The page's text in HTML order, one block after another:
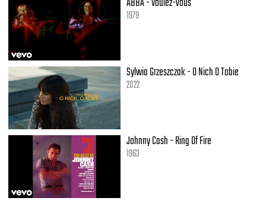
Baby, you're a firework
Come on let your colors burst
Make them go, "Oh, oh, oh"
You're gonna leave them all in awe
Boom, boom, boom
Even brighter than the moon, moon, moon
It's always been inside of you, you, you
And now it's time to let it through
'Cause baby, you're a firework
Come on show them what you're worth
Make them go, "Oh, oh, oh"
As you shoot across the sky
1979
Sylwia Grzeszczak - O Nich O Tobie
2022
Johnny Cash - Ring Of Fire
1963